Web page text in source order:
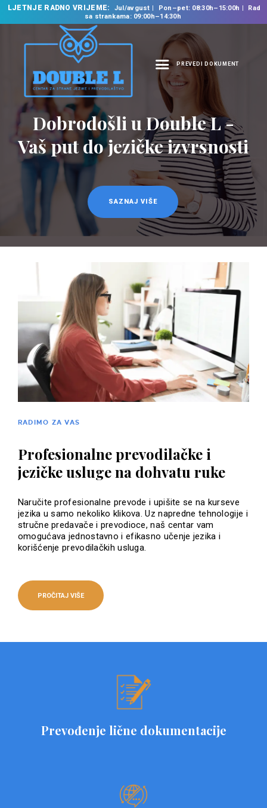
LJETNJE RADNO VRIJEME: Jul/avgust Pon–pet: 08:30h–15:00h
Rad
sa strankama: 09:00h–14:30h
PREVEDI DOKUMENT
NASLOVNA
O NAMA
NAŠE USLUGE
ŠKOLA STRANIH
JEZIKA
PREVODILAČKI BIRO
KURSEVI
NOVOSTI
KONTAKT
Dobrodošli u Double L -
Vaš put do jezičke izvrsnosti
SAZNAJ VIŠE
Prevodilačke usluge
na 35 jezika
SAZNAJ VIŠE
RADIMO ZA VAS
Profesionalne prevodilačke i
jezičke usluge na dohvatu ruke
Naručite profesionalne prevode i upišite se na kurseve
jezika u samo nekoliko klikova. Uz napredne tehnologije i
stručne predavače i prevodioce, naš centar vam
omogućava jednostavno i efikasno učenje jezika i
korišćenje prevodilačkih usluga.
PROČITAJ VIŠE
Prevođenje lične dokumentacije